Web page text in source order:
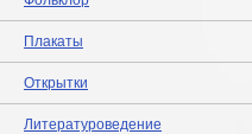
Плакаты
Открытки
Литературоведение